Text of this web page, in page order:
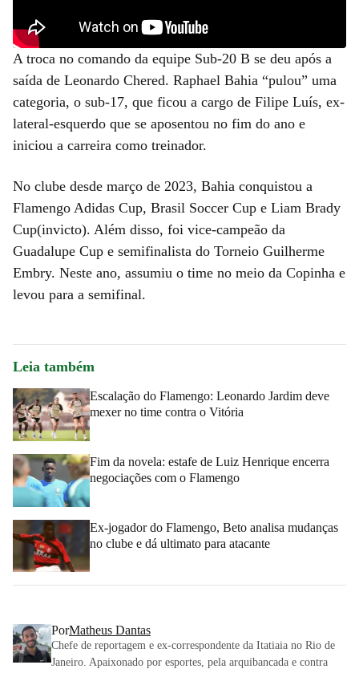
A troca no comando da equipe Sub-20 B se deu após a
saída de Leonardo Chered. Raphael Bahia “pulou” uma
categoria, o sub-17, que ficou a cargo de Filipe Luís, ex-
lateral-esquerdo que se aposentou no fim do ano e
iniciou a carreira como treinador.
No clube desde março de 2023, Bahia conquistou a
Flamengo Adidas Cup, Brasil Soccer Cup e Liam Brady
Cup(invicto). Além disso, foi vice-campeão da
Guadalupe Cup e semifinalista do Torneio Guilherme
Embry. Neste ano, assumiu o time no meio da Copinha e
levou para a semifinal.
Leia também
Escalação do Flamengo: Leonardo Jardim deve
mexer no time contra o Vitória
Fim da novela: estafe de Luiz Henrique encerra
negociações com o Flamengo
Ex-jogador do Flamengo, Beto analisa mudanças
no clube e dá ultimato para atacante
PorMatheus Dantas
Chefe de reportagem e ex-correspondente da Itatiaia no Rio de
Janeiro. Apaixonado por esportes, pela arquibancada e contra